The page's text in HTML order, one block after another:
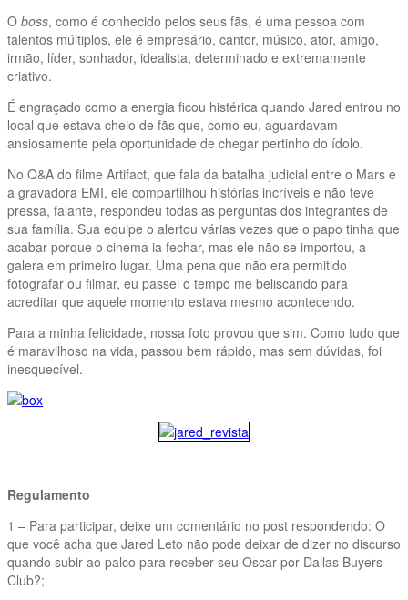
O boss, como é conhecido pelos seus fãs, é uma pessoa com
talentos múltiplos, ele é empresário, cantor, músico, ator, amigo,
irmão, líder, sonhador, idealista, determinado e extremamente
criativo.
É engraçado como a energia ficou histérica quando Jared entrou no
local que estava cheio de fãs que, como eu, aguardavam
ansiosamente pela oportunidade de chegar pertinho do ídolo.
No Q&A do filme Artifact, que fala da batalha judicial entre o Mars e
a gravadora EMI, ele compartilhou histórias incríveis e não teve
pressa, falante, respondeu todas as perguntas dos integrantes de
sua família. Sua equipe o alertou várias vezes que o papo tinha que
acabar porque o cinema ia fechar, mas ele não se importou, a
galera em primeiro lugar. Uma pena que não era permitido
fotografar ou filmar, eu passei o tempo me beliscando para
acreditar que aquele momento estava mesmo acontecendo.
Para a minha felicidade, nossa foto provou que sim. Como tudo que
é maravilhoso na vida, passou bem rápido, mas sem dúvidas, foi
inesquecível.
Regulamento
1 – Para participar, deixe um comentário no post respondendo: O
que você acha que Jared Leto não pode deixar de dizer no discurso
quando subir ao palco para receber seu Oscar por Dallas Buyers
Club?;